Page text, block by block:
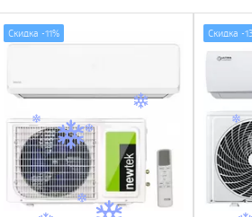
Скидка -11% Скидка -